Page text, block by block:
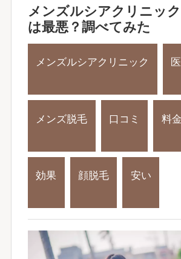
メンズルシアクリニッ
は最悪？調べてみた
メンズルシアクリニック
メンズ脱毛 口コミ 料金
効果 顔脱毛 安い